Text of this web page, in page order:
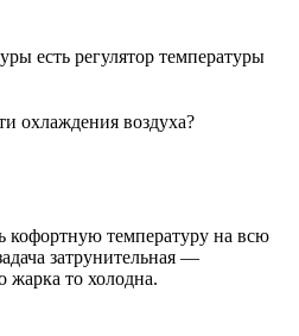
есть регулятор температуры
охлаждения воздуха?
кофортную температуру на всю
затрунительная —
жарка то холодна.